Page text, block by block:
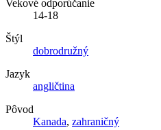
Vekové odporúčanie
14-18
Štýl
dobrodružný
Jazyk
angličtina
Pôvod
Kanada, zahraničný